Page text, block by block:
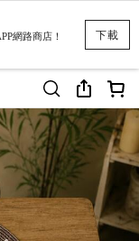
下載
網路商店！